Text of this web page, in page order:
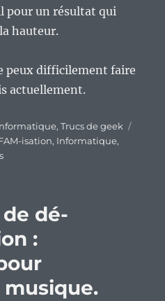
pour un résultat qui
hauteur.
peux difficilement faire
actuellement.
,Trucs de geek
isation, Informatique,
sur
ma
GAFAM-
isation
:
quel
dé-
: